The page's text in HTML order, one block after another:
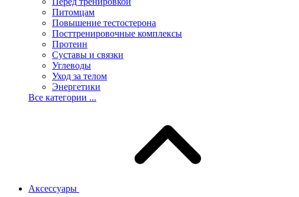
Питомцам
Повышение тестостерона
Посттренировочные комплексы
Протеин
Суставы и связки
Углеводы
Уход за телом
Энергетики
Все категории ...
Аксессуары